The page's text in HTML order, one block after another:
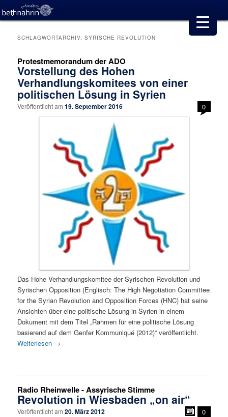
SCHLAGWORTARCHIV:SYRISCHE REVOLUTION
Protestmemorandum der ADO
Vorstellung des Hohen
Verhandlungskomitees von einer
politischen Lösung in Syrien
Veröffentlicht am19. September 2016 0
Das Hohe Verhandlungskomitee der Syrischen Revolution und
Syrischen Opposition (Englisch: The High Negotiation Committee
for the Syrian Revolution and Opposition Forces (HNC) hat seine
Ansichten über eine politische Lösung in Syrien in einem
Dokument mit dem Titel „Rahmen für eine politische Lösung
basierend auf dem Genfer Kommuniqué (2012)“ veröffentlicht.
Weiterlesen →
Radio Rheinwelle - Assyrische Stimme
Revolution in Wiesbaden „on air“
Veröffentlicht am20. März 2012 0